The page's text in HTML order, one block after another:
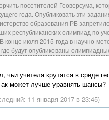
посетителей Геоверсума,
года. Опубликовать эти
образования РБ
республиканских олимпиад по
конце июля 2015 года в научно-
будут опубликованы
чьи учителя крутятся в среде
может лучше уравнять шансы?
11 января 2017 в 23:45)